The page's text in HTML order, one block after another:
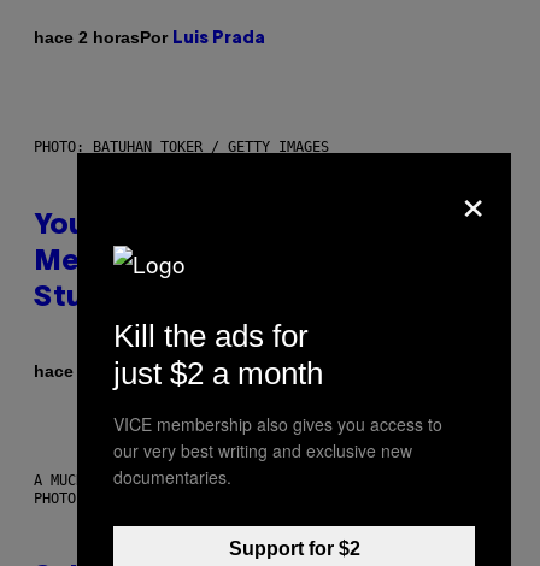
hace 2 horasPor Luis Prada
PHOTO: BATUHAN TOKER / GETTY IMAGES
Your Desk Height Could Be
Messing With Your Brain, New
Study Finds
hace 3 horasPorLuis Prada
A MUCH, MUCH OLDER CHILEAN MUMMY THAN THOSE IN QUESTION.
PHOTO: MARTIN BERNETTI/AFP VIA GETTY IMAGES
×
Kill the ads for
just $2 a month
VICE membership also gives you access to
our very best writing and exclusive new
documentaries.
Support for $2